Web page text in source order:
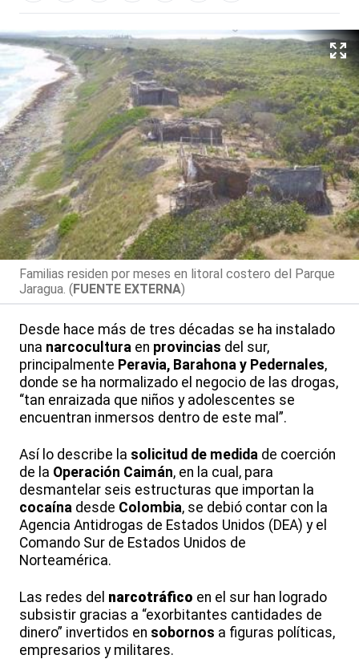
Familias residen por meses en litoral costero del Parque
Jaragua. (FUENTE EXTERNA)
Desde hace más de tres décadas se ha instalado
una narcocultura en provincias del sur,
principalmente Peravia, Barahona y Pedernales,
donde se ha normalizado el negocio de las drogas,
“tan enraizada que niños y adolescentes se
encuentran inmersos dentro de este mal”.
Así lo describe la solicitud de medida de coerción
de la Operación Caimán, en la cual, para
desmantelar seis estructuras que importan la
cocaína desde Colombia, se debió contar con la
Agencia Antidrogas de Estados Unidos (DEA) y el
Comando Sur de Estados Unidos de
Norteamérica.
Las redes del narcotráfico en el sur han logrado
subsistir gracias a “exorbitantes cantidades de
dinero” invertidos en sobornos a figuras políticas,
empresarios y militares.